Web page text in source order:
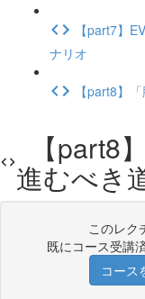
【part7】
ナリオ
【part8】
【part8
進むべき
このレク
既にコース受講
コース